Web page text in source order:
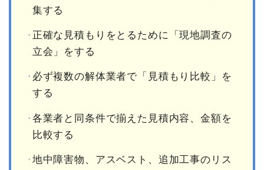
集する
正確な見積もりをとるために「現地調査の
立会」をする
必ず複数の解体業者で「見積もり比較」を
する
各業者と同条件で揃えた見積内容、金額を
比較する
地中障害物、アスベスト、追加工事のリス